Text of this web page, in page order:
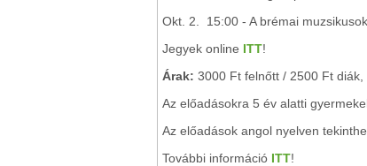
Okt. 2. 15:00 - A brémai muzsikusok
Jegyek online ITT!
Árak: 3000 Ft felnőtt / 2500 Ft
Az előadásokra 5 év alatti
Az előadások angol nyelven
További információ ITT!